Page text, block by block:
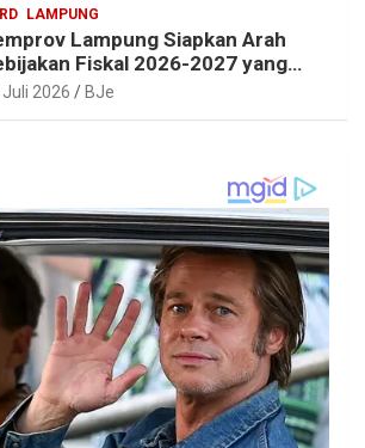
LAMPUNG
Lampung Siapkan Arah
Fiskal 2026-2027 yang
dan Berkelanjutan
Juli 2026 BJe